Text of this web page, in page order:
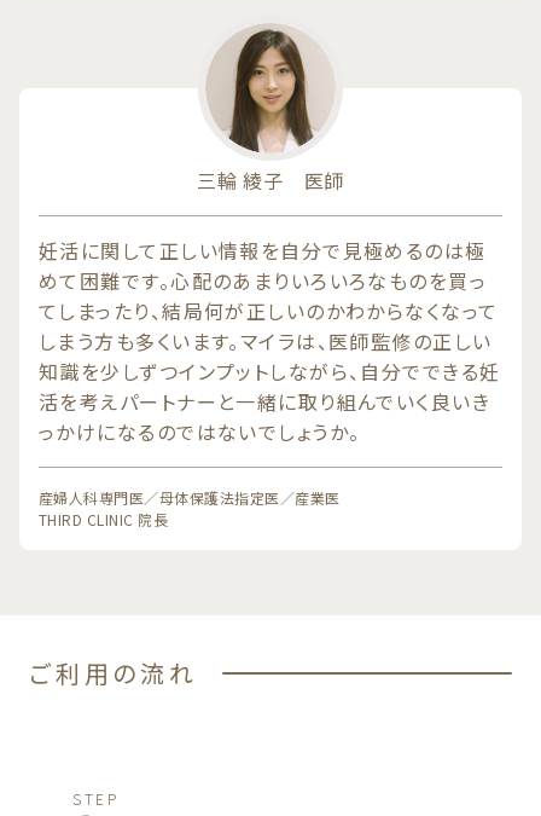
三輪 綾子 医師
妊活に関して正しい情報を自分で見極めるのは極
めて困難です。心配のあまりいろいろなものを買っ
てしまったり、結局何が正しいのかわからなくなって
しまう方も多くいます。マイラは、医師監修の正しい
知識を少しずつインプットしながら、自分でできる妊
活を考えパートナーと一緒に取り組んでいく良いき
っかけになるのではないでしょうか。
産婦人科専門医／母体保護法指定医／産業医
THIRD CLINIC 院長
ご利用の流れ
STEP